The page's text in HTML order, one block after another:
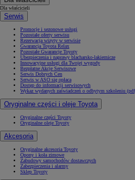
Dla właścicieli
Serwis
Promocje i sezonowe usługi
Pozostałe oferty serwisu
Rezerwacja wizyty w serwisie
Gwarancja Toyota Relax
Pozostałe Gwarancje Toyoty
Ubezpieczenia i naprawy blacharsko-lakiernicze
Innowacyjne usługi dla Twojej wygody
Bezpłatne Akcje Serwisowe
Serwis Dobrych Cen
Serwis w ASO się opłaca
Dostęp do informacji serwisowych
Wykaz wydanych zaświadczeń o odbytym szkoleniu
Oryginalne części i oleje Toyota
Oryginalne części Toyoty
Oryginalne oleje Toyoty
Akcesoria
Oryginalne akcesoria Toyoty
Opony i koła zimowe
Zabudowy samochodów dostawczych
Zabezpieczenia i alarmy
Sklep Toyoty